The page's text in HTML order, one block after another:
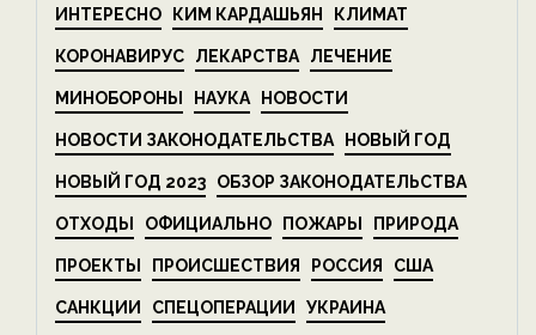
ИНТЕРЕСНО КИМ КАРДАШЬЯН КЛИМАТ
КОРОНАВИРУС ЛЕКАРСТВА ЛЕЧЕНИЕ
МИНОБОРОНЫ НАУКА НОВОСТИ
НОВОСТИ ЗАКОНОДАТЕЛЬСТВА НОВЫЙ ГОД
НОВЫЙ ГОД 2023 ОБЗОР ЗАКОНОДАТЕЛЬСТВА
ОТХОДЫ ОФИЦИАЛЬНО ПОЖАРЫ ПРИРОДА
ПРОЕКТЫ ПРОИСШЕСТВИЯ РОССИЯ США
САНКЦИИ СПЕЦОПЕРАЦИИ УКРАИНА